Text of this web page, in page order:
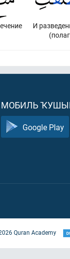
И
МОБИЛЬ
Google Play
Quran Academy